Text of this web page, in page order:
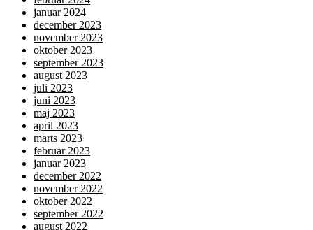
januar 2024
december 2023
november 2023
oktober 2023
september 2023
august 2023
juli 2023
juni 2023
maj 2023
april 2023
marts 2023
februar 2023
januar 2023
december 2022
november 2022
oktober 2022
september 2022
august 2022